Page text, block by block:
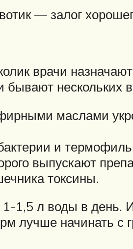
— залог
врачи
нескольких
маслами
и
выпускают
токсины.
1,5 л воды в день.
лучше начинать с